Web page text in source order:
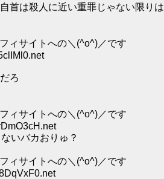
首は殺人に近い重罪じゃない限りは
ィサイトへの＼(^o^)／です
ろ
ィサイトへの＼(^o^)／です
いバカおりゅ？
ィサイトへの＼(^o^)／です